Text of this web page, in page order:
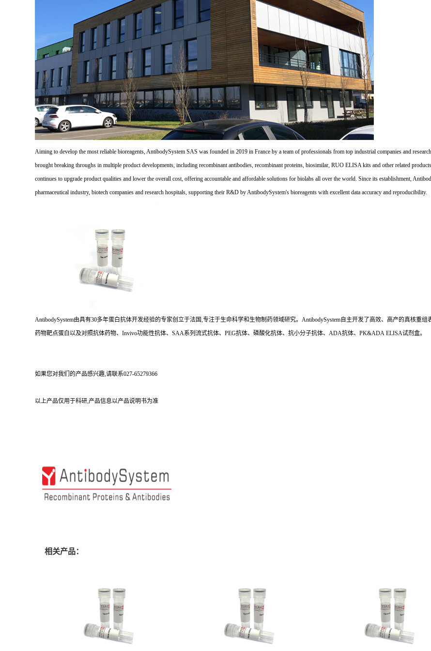
Aiming to develop the most reliable bioreagents, AntibodySystem SAS was founded in 2019 in France by a team of professionals from top industrial companies and
brought breaking throughs in multiple product developments, including recombinant antibodies, recombinant proteins, biosimilar, RUO ELISA kits and other related
continues to upgrade product qualities and lower the overall cost, offering accountable and affordable solutions for biolabs all over the world. Since its establishment,
pharmaceutical industry, biotech companies and research hospitals, supporting their R&D by AntibodySystem's bioreagents with excellent data accuracy and reproducibility.
AntibodySystem由具有30多年蛋白抗体开发经验的专家创立于法国,专注于生命科学和生物制药领域研究。AntibodySystem自主开发了高效、高产的真核重
药物靶点蛋白以及对照抗体药物、Invivo功能性抗体、SAA系列流式抗体、PEG抗体、磷酸化抗体、抗小分子抗体、ADA抗体、PK&ADA ELISA试剂盒。
如果您对我们的产品感兴趣,请联系027-65279366
以上产品仅用于科研,产品信息以产品说明书为准
相关产品：